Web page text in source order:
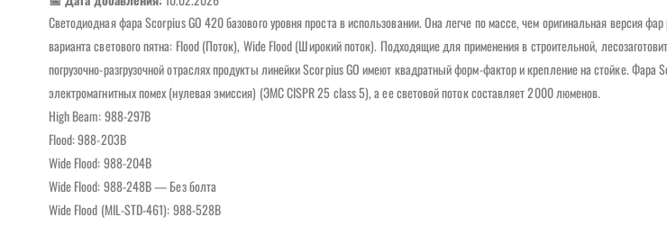
Светодиодная фара Scorpius GO 420 базового уровня проста в использовании. Она легче по массе, чем оригинальная версия
варианта светового пятна: Flood (Поток), Wide Flood (Широкий поток). Подходящие для применения в строительной,
погрузочно-разгрузочной отраслях продукты линейки Scorpius GO имеют квадратный форм-фактор и крепление на стойке. Фара
электромагнитных помех (нулевая эмиссия) (ЭМС CISPR 25 class 5), а ее световой поток составляет 2000 люменов.
High Beam: 988-297B
Flood: 988-203B
Wide Flood: 988-204B
Wide Flood: 988-248B — Без болта
Wide Flood (MIL-STD-461): 988-528B